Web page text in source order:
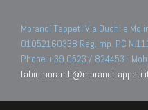
Morandi Tappeti Via Duchi e
01052160338 Reg.Imp. PC
Phone +39 0523 / 824453 -